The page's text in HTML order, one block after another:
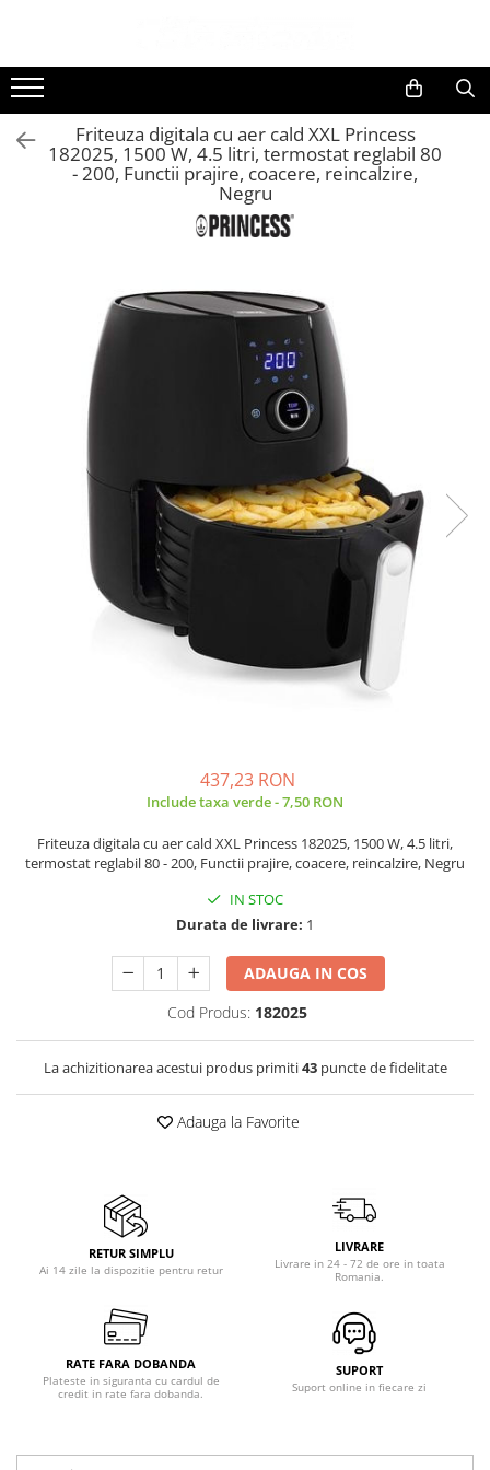
Toate Produsele
Black Friday
Electrocasnice Mari
Aparate frigorifice
Congelatoare verticale
Frigidere cu doua usi
Frigidere cu o usa
Lazi frigorifice
Side by side
Cuptoare cu microunde
Cuptoare cu microunde
Hote de bucatarie
Aparate frigorifice incorporabile
Plite incorporabile
Masini de spalat vase incorporabile
Vitrine frigorifice
Vitrine pentru vinuri
Electrocasnice Mici
Accesorii aspiratoare
Aparate de vidat
Ascutitor cutite
Cântare de bucătărie
Friteuze
Grătare electrice
Masini de paine
Friteuza digitala cu aer cald XXL Princess
182025, 1500 W, 4.5 litri, termostat reglabil 80
- 200, Functii prajire, coacere, reincalzire,
Negru
437,23 RON
Include taxa verde - 7,50 RON
Friteuza digitala cu aer cald XXL Princess 182025, 1500 W, 4.5 litri,
termostat reglabil 80 - 200, Functii prajire, coacere, reincalzire, Negru
IN STOC
Durata de livrare: 1
ADAUGA IN COS
Cod Produs: 182025
La achizitionarea acestui produs primiti43puncte de fidelitate
Adauga la Favorite
RETUR SIMPLU
Ai 14 zile la dispozitie pentru retur
LIVRARE
Livrare in 24 - 72 de ore in toata
Romania.
RATE FARA DOBANDA
Plateste in siguranta cu cardul de
credit in rate fara dobanda.
SUPORT
Suport online in fiecare zi